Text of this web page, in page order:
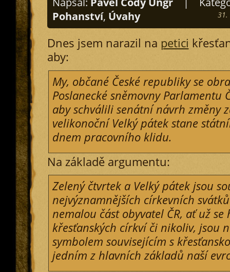
Pohanství, Úvahy 31.
Dnes jsem narazil na petici
aby:
My, občané České republiky se
Poslanecké sněmovny Parlamentu
aby schválili senátní návrh změny
velikonoční Velký pátek stane
dnem pracovního klidu.
Na základě argumentu:
Zelený čtvrtek a Velký pátek jsou
nejvýznamnějších církevních
nemalou část obyvatel ČR, ať už
křesťanských církví či nikoliv, jsou
symbolem souvisejícím s
jedním z hlavních základů naší